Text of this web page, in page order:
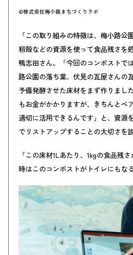
©株式会社梅小路まちづくりラボ
「この取り組みの特徴は、梅小路公
籾殻などの資源を使って食品残さを
鴨志田さん。「今回のコンポストで
路公園の落ち葉、伏見の瓦屋さんの
予備発酵させた床材をまず作りまし
もお金がかかりますが、きちんとペ
適切に活用できるんです」と、資源
でリストアップすることの大切さを
「この床材1Lあたり、1kgの食品残
時はこのコンポストがトイレにもな